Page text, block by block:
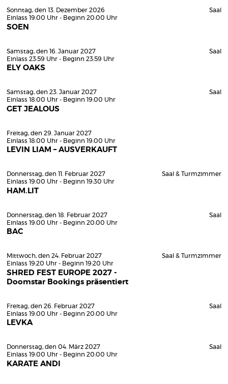
Sonntag, den 13. Dezember 2026
Einlass 19:00 Uhr - Beginn 20:00 Uhr
SOEN
Saal
Samstag, den 16. Januar 2027
Einlass 23:59 Uhr - Beginn 23:59 Uhr
ELY OAKS
Saal
Samstag, den 23. Januar 2027
Einlass 18:00 Uhr - Beginn 19:00 Uhr
GET JEALOUS
Saal
Freitag, den 29. Januar 2027
Einlass 18:00 Uhr - Beginn 19:00 Uhr
LEVIN LIAM – AUSVERKAUFT
Donnerstag, den 11. Februar 2027
Einlass 19:00 Uhr - Beginn 19:30 Uhr
HAM.LIT
Saal & Turmzimmer
Donnerstag, den 18. Februar 2027
Einlass 19:00 Uhr - Beginn 20:00 Uhr
BAC
Saal
Mittwoch, den 24. Februar 2027
Einlass 19:20 Uhr - Beginn 19:20 Uhr
SHRED FEST EUROPE 2027 -
Doomstar Bookings präsentiert
Saal & Turmzimmer
Freitag, den 26. Februar 2027
Einlass 19:00 Uhr - Beginn 20:00 Uhr
LEVKA
Saal
Donnerstag, den 04. März 2027
Einlass 19:00 Uhr - Beginn 20:00 Uhr
KARATE ANDI
Saal